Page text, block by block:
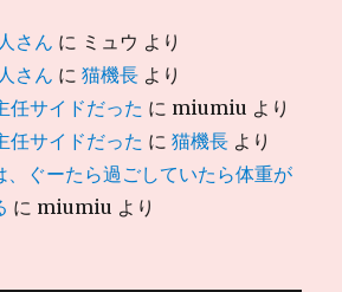
さん に ミュウ より
さん に猫機長 より
任サイドだった に miumiu より
任サイドだった に猫機長 より
、ぐーたら過ごしていたら体重が
に miumiu より